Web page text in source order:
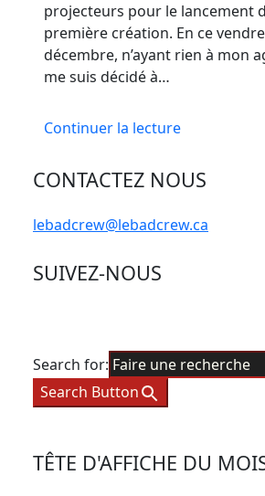
projecteurs pour le lancement
première création. En ce
décembre, n’ayant rien à mon
me suis décidé à…
Continuer la lecture
CONTACTEZ NOUS
lebadcrew@lebadcrew.ca
SUIVEZ-NOUS
Search for:
Search Button
TÊTE D'AFFICHE DU